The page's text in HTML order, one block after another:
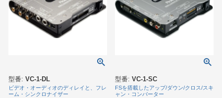
型番: VC-1-DL
ビデオ・オーディオのディレイと、フレ
ーム・シンクロナイザー
型番: VC-1-SC
FSを搭載したアップ/ダウン/クロス/スキ
ャン・コンバーター